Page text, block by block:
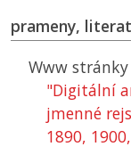
prameny,
Www stránky
"Digitální
jmenné
1890,